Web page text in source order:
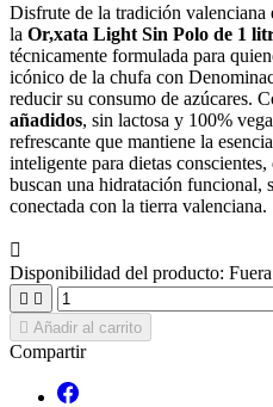
Disfrute de la tradición valenciana
la Or,xata Light Sin Polo de 1
técnicamente formulada para
icónico de la chufa con
reducir su consumo de azúcares.
añadidos, sin lactosa y 100%
refrescante que mantiene la
inteligente para dietas
buscan una hidratación funcional,
conectada con la tierra valenciana.

Disponibilidad del producto:
 
 Añadir al carrito
Compartir